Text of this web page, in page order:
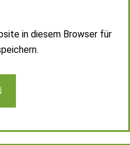
in diesem Browser für